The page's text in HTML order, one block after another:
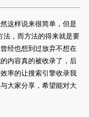
这样说来很简单，但是
法，而方法的得来就是要
经也想到过放弃不想在
内容真的被收录了，后
率的让搜索引擎收录我
大家分享，希望能对大